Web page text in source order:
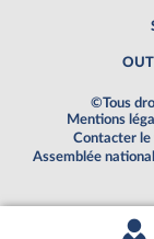
©Tous
Mentions
Contacter
Assemblée